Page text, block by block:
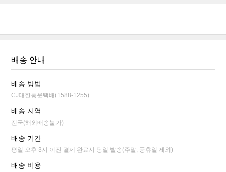
배송 안내
배송 방법
CJ대한통운택배(1588-1255)
배송 지역
전국(해외배송불가)
배송 기간
평일 오후 3시 이전 결제 완료시 당일 발송(주말, 공휴일 제외)
배송 비용